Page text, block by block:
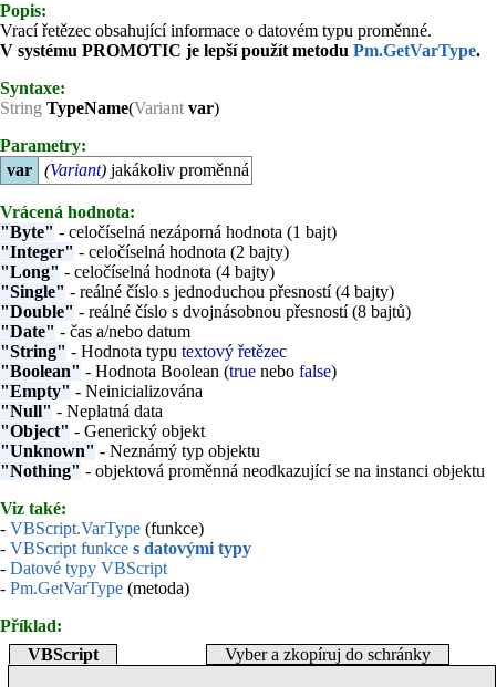
Popis:
Vrací řetězec obsahující informace o datovém typu proměnné.
V systému PROMOTIC je lepší použít metodu Pm.GetVarType.
Syntaxe:
String TypeName(Variant var)
Parametry:
var
(Variant)jakákoliv proměnná
Vrácená hodnota:
"Byte" - celočíselná nezáporná hodnota (1 bajt)
"Integer" - celočíselná hodnota (2 bajty)
"Long" - celočíselná hodnota (4 bajty)
"Single" - reálné číslo s jednoduchou přesností (4 bajty)
"Double" - reálné číslo s dvojnásobnou přesností (8 bajtů)
"Date" - čas a/nebo datum
"String" - Hodnota typu textový řetězec
"Boolean" - Hodnota Boolean (true nebo false)
"Empty" - Neinicializována
"Null" - Neplatná data
"Object" - Generický objekt
"Unknown" - Neznámý typ objektu
"Nothing" - objektová proměnná neodkazující se na instanci objektu
Viz také:
- VBScript.VarType (funkce)
- VBScript funkce s datovými typy
- Datové typy VBScript
- Pm.GetVarType (metoda)
Příklad:
VBScript
Vyber a zkopíruj do schránky